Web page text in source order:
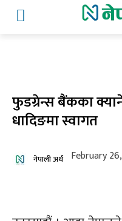
फुडग्रेन्स बैंकका
धादिङमा स्वागत
नेपाली अर्थ February